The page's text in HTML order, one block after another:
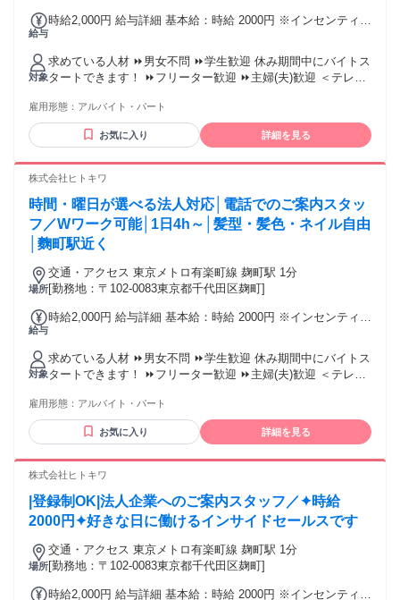
給与
時給2,000円 給与詳細 基本給：時給 2000円 ※インセンティブ
＋インセンティブ制度あり』の求人も公開中です。1企業成約
ごとに＋2,000円のため、頑張った分だけ収入に反映されま
す。」 最低保証1500円
対象
求めている人材 ⏩男女不問 ⏩学生歓迎 休み期間中にバイトス
タートできます！ ⏩フリーター歓迎 ⏩主婦(夫)歓迎 ＜テレア
経験 ・コールセンターのSV経験がある方大歓迎 ・人材業界
でのテレアポ経験も大歓迎！ そのコミュニケーション能力が
活かせられます！ ✅こんな方でもご安心ください ￣￣V￣￣
当社は気にしません！ サポート体制が整っているのでスタッ
て安心して働ける環境を常に改善してます！
雇用形態： アルバイト・パート
お気に入り 詳細を見る
株式会社ヒトキワ
時間・曜日が選べる法人対応│電話でのご案内スタッ
フ／Wワーク可能│1日4h～│髪型・髪色・ネイル自由
│麴町駅近く
場所
交通・アクセス 東京メトロ有楽町線 麹町駅 1分
[勤務地：〒102-0083東京都千代田区麹町]
給与
時給2,000円 給与詳細 基本給：時給 2000円 ※インセンティブ
＋インセンティブ制度あり』の求人も公開中です。1企業成約
ごとに＋2,000円のため、頑張った分だけ収入に反映されま
す。」 最低保証1500円
対象
求めている人材 ⏩男女不問 ⏩学生歓迎 休み期間中にバイトス
タートできます！ ⏩フリーター歓迎 ⏩主婦(夫)歓迎 ＜テレア
経験 ・コールセンターのSV経験がある方大歓迎 ・人材業界
でのテレアポ経験も大歓迎！ そのコミュニケーション能力が
活かせられます！ ✅こんな方でもご安心ください ￣￣V￣￣
当社は気にしません！ サポート体制が整っているのでスタッ
て安心して働ける環境を常に改善してます！
雇用形態： アルバイト・パート
お気に入り 詳細を見る
株式会社ヒトキワ
|登録制OK|法人企業へのご案内スタッフ／✦時給
2000円✦好きな日に働けるインサイドセールスです
場所
交通・アクセス 東京メトロ有楽町線 麹町駅 1分
[勤務地：〒102-0083東京都千代田区麹町]
時給2,000円 給与詳細 基本給：時給 2000円 ※インセンティブ